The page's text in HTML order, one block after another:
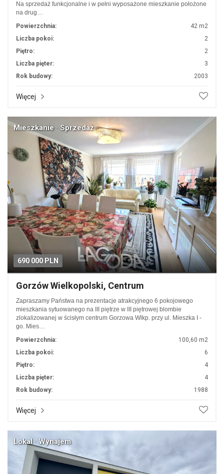
Na sprzedaż funkcjonalne i w pełni wyposażone mieszkanie położone
na drug…
Powierzchnia:
42 m2
Liczba pokoi:
2
Piętro:
2
Liczba pięter:
3
Rok budowy:
2003
Więcej
690 000 PLN
Mieszkanie · Sprzedaż
Gorzów Wielkopolski, Centrum
Zapraszamy Państwa na prezentacje atrakcyjnego 6 pokojowego
mieszkania sytuowanego na III piętrze w III piętrowej blombie
zlokalizowanej w ścisłym centrum Gorzowa Wlkp. przy ul. Mieszka I -
go. Mies…
Powierzchnia:
100,60 m2
Liczba pokoi:
6
Piętro:
4
Liczba pięter:
4
Rok budowy:
1988
Więcej
Lokal · Wynajem